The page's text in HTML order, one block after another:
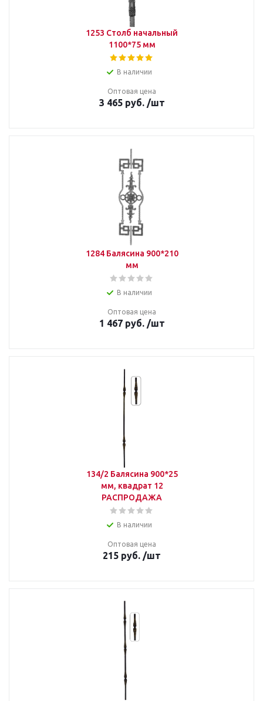
1253 Столб начальный
1100*75 мм
В наличии
Оптовая цена
3 465руб. /шт
1284 Балясина 900*210
мм
В наличии
Оптовая цена
1 467руб. /шт
134/2 Балясина 900*25
мм, квадрат 12
РАСПРОДАЖА
В наличии
Оптовая цена
215 руб. /шт